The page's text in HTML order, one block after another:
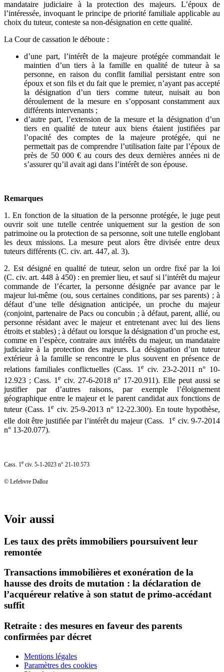
mandataire judiciaire à la protection des majeurs. L’époux de
l’intéressée, invoquant le principe de priorité familiale applicable au
choix du tuteur, conteste sa non-désignation en cette qualité.
La Cour de cassation le déboute :
d’une part, l’intérêt de la majeure protégée commandait le
maintien d’un tiers à la famille en qualité de tuteur à sa
personne, en raison du conflit familial persistant entre son
époux et son fils et du fait que le premier, n’ayant pas accepté
la désignation d’un tiers comme tuteur, nuisait au bon
déroulement de la mesure en s’opposant constamment aux
différents intervenants ;
d’autre part, l’extension de la mesure et la désignation d’un
tiers en qualité de tuteur aux biens étaient justifiées par
l’opacité des comptes de la majeure protégée, qui ne
permettait pas de comprendre l’utilisation faite par l’époux de
près de 50 000 € au cours des deux dernières années ni de
s’assurer qu’il avait agi dans l’intérêt de son épouse.
Remarques
1. En fonction de la situation de la personne protégée, le juge peut
ouvrir soit une tutelle centrée uniquement sur la gestion de son
patrimoine ou la protection de sa personne, soit une tutelle englobant
les deux missions. La mesure peut alors être divisée entre deux
tuteurs différents (C. civ. art. 447, al. 3).
2. Est désigné en qualité de tuteur, selon un ordre fixé par la loi
(C. civ. art. 448 à 450) : en premier lieu, et sauf si l’intérêt du majeur
commande de l’écarter, la personne désignée par avance par le
majeur lui-même (ou, sous certaines conditions, par ses parents) ; à
défaut d’une telle désignation anticipée, un proche du majeur
(conjoint, partenaire de Pacs ou concubin ; à défaut, parent, allié, ou
personne résidant avec le majeur et entretenant avec lui des liens
étroits et stables) ; à défaut ou lorsque la désignation d’un proche est,
comme en l’espèce, contraire aux intérêts du majeur, un mandataire
judiciaire à la protection des majeurs. La désignation d’un tuteur
extérieur à la famille se rencontre le plus souvent en présence de
relations familiales conflictuelles (Cass. 1 eciv. 23-2-2011 n° 10-
12.923 ; Cass. 1 eciv. 27-6-2018 n° 17-20.911). Elle peut aussi se
justifier par d’autres raisons, par exemple l’éloignement
géographique entre le majeur et le parent candidat aux fonctions de
tuteur (Cass. 1e civ. 25-9-2013 n° 12-22.300). En toute hypothèse,
elle doit être justifiée par l’intérêt du majeur (Cass. 1 e civ. 9-7-2014
n° 13-20.077).
Cass. 1e civ. 5-1-2023 n° 21-10.573
© Lefebvre Dalloz
Voir aussi
Les taux des prêts immobiliers poursuivent leur
remontée
Transactions immobilières et exonération de la
hausse des droits de mutation : la déclaration de
l’acquéreur relative à son statut de primo-accédant
suffit
Retraite : des mesures en faveur des parents
confirmées par décret
Mentions légales
Paramètres des cookies